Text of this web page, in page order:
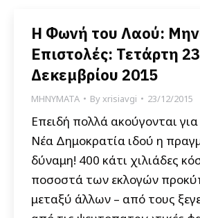
Η Φωνή του Λαού:
Επιστολές: Τετάρτη 23
Δεκεμβρίου 2015
ΜΗΝΥΜΑΤΑ Byxrisiavgi 23/12/2015
Επειδή πολλά ακούγονται για
Νέα Δημοκρατία ιδού η
δύναμη! 400 κάτι χιλιάδες
ποσοστά των εκλογών
μεταξύ άλλων – από τους